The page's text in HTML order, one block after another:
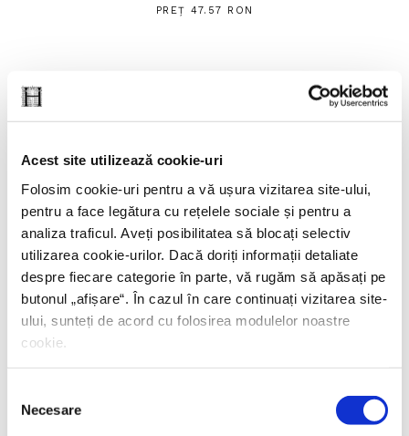
Acest site utilizează cookie-uri
Folosim cookie-uri pentru a vă ușura vizitarea site-ului,
pentru a face legătura cu rețelele sociale și pentru a
analiza traficul. Aveți posibilitatea să blocați selectiv
utilizarea cookie-urilor. Dacă doriți informații detaliate
despre fiecare categorie în parte, vă rugăm să apăsați pe
butonul „ afișare“. În cazul în care continuați vizitarea site-
ului, sunteți de acord cu folosirea modulelor noastre
cookie.
consimțământului
Necesare
PREȚ 47.57 RON